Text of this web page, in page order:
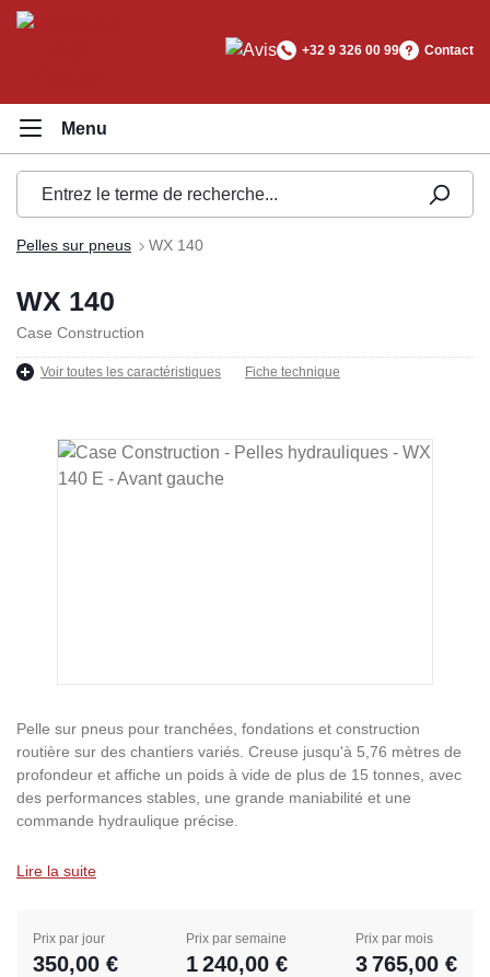
principal
+32 9 326 00 99 Contact
Pelles sur pneus WX 140
WX 140
Case Construction
Voir toutes les caractéristiques Fiche technique
Ignorer la galerie d'images
Pelle sur pneus pour tranchées, fondations et construction
routière sur des chantiers variés. Creuse jusqu'à 5,76 mètres de
profondeur et affiche un poids à vide de plus de 15 tonnes, avec
des performances stables, une grande maniabilité et une
commande hydraulique précise.
Lire la suite
Prix par jour
350,00 €
Prix par semaine
1 240,00 €
Prix par mois
3 765,00 €